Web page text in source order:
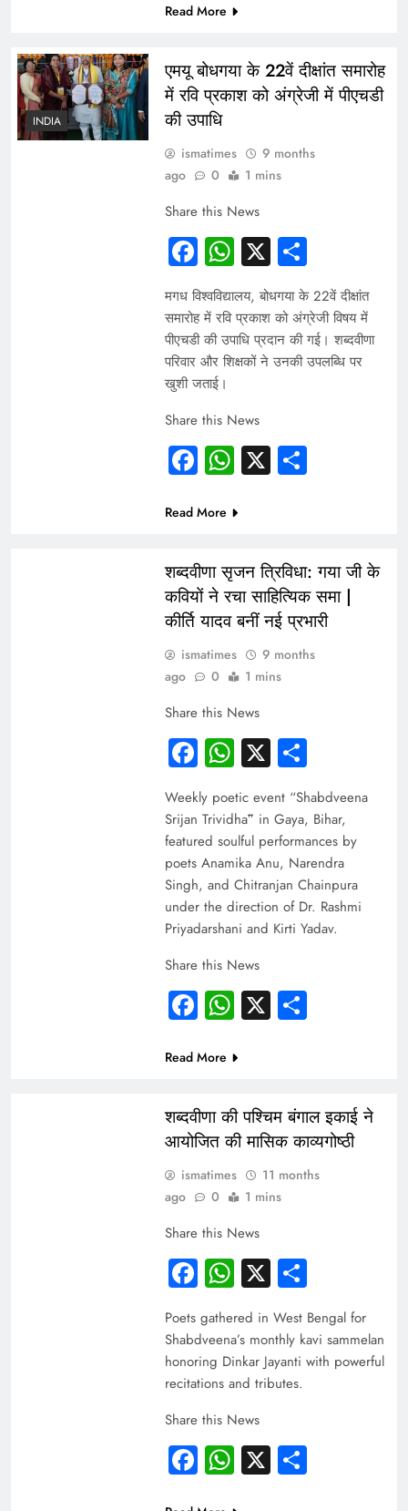
Read More
INDIA
एमयू बोधगया के 22वें दीक्षांत समारोह
में रवि प्रकाश को अंग्रेजी में पीएचडी
की उपाधि
ismatimes
9 months
ago
0 1 mins
Share this News
Facebook
WhatsApp
X Share
मगध विश्वविद्यालय, बोधगया के 22वें दीक्षांत
समारोह में रवि प्रकाश को अंग्रेजी विषय में
पीएचडी की उपाधि प्रदान की गई। शब्दवीणा
परिवार और शिक्षकों ने उनकी उपलब्धि पर
खुशी जताई।
Share this News
Facebook
WhatsApp
X Share
Read More
शब्दवीणा सृजन त्रिविधा: गया जी के
कवियों ने रचा साहित्यिक समा |
कीर्ति यादव बनीं नई प्रभारी
ismatimes
9 months
ago
0 1 mins
Share this News
Facebook
WhatsApp
X Share
Weekly poetic event “Shabdveena
Srijan Trividhā” in Gaya, Bihar,
featured soulful performances by
poets Anamika Anu, Narendra
Singh, and Chitranjan Chainpura
under the direction of Dr. Rashmi
Priyadarshani and Kirti Yadav.
Share this News
Facebook
WhatsApp
X Share
Read More
शब्दवीणा की पश्चिम बंगाल इकाई ने
आयोजित की मासिक काव्यगोष्ठी
ismatimes
11 months
ago
0 1 mins
Share this News
Facebook
WhatsApp
X Share
Poets gathered in West Bengal for
Shabdveena’s monthly kavi sammelan
honoring Dinkar Jayanti with powerful
recitations and tributes.
Share this News
Facebook
WhatsApp
X Share